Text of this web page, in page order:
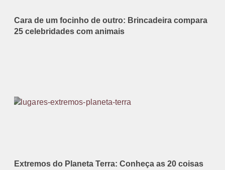
Cara de um focinho de outro: Brincadeira compara
25 celebridades com animais
Extremos do Planeta Terra: Conheça as 20 coisas